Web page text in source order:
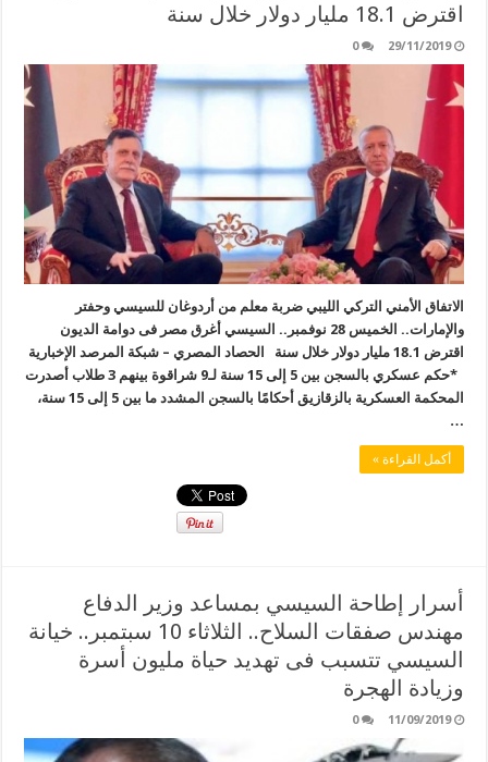
اقترض 18.1 مليار دولار خلال سنة
29/11/2019
0
الاتفاق الأمني التركي الليبي ضربة معلم من أردوغان للسيسي وحفتر
والإمارات.. الخميس 28 نوفمبر.. السيسي أغرق مصر فى دوامة الديون
اقترض 18.1 مليار دولار خلال سنة الحصاد المصري – شبكة المرصد الإخبارية
*حكم عسكري بالسجن بين 5 إلى 15 سنة لـ9 شراقوة بينهم 3 طلاب أصدرت
المحكمة العسكرية بالزقازيق أحكامًا بالسجن المشدد ما بين 5 إلى 15 سنة،
…
أكمل القراءة »
أسرار إطاحة السيسي بمساعد وزير الدفاع
مهندس صفقات السلاح.. الثلاثاء 10 سبتمبر.. خيانة
السيسي تتسبب فى تهديد حياة مليون أسرة
وزيادة الهجرة
11/09/2019
0